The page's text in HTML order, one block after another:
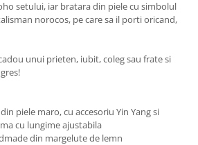
setului, iar bratara din piele cu simbolul
norocos, pe care sa il porti oricand,
unui prieten, iubit, coleg sau frate si
piele maro, cu accesoriu Yin Yang si
cu lungime ajustabila
din margelute de lemn